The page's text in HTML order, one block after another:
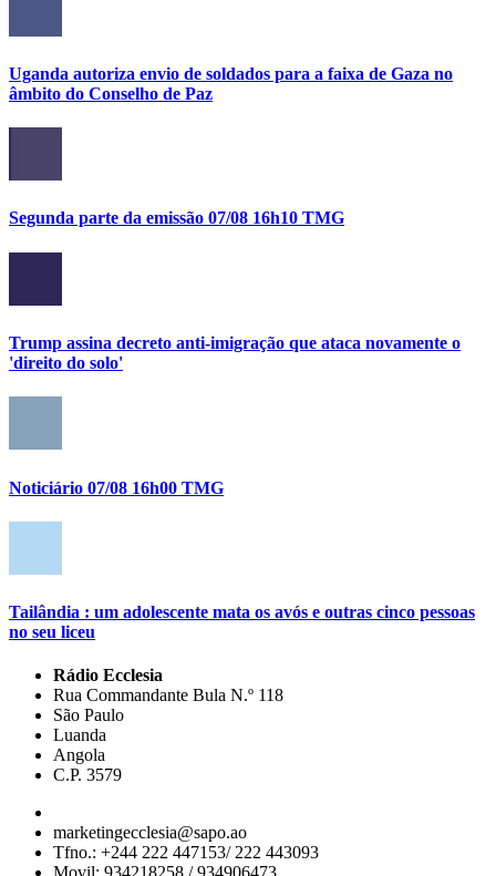
Uganda autoriza envio de soldados para a faixa de Gaza no
âmbito do Conselho de Paz
Segunda parte da emissão 07/08 16h10 TMG
Trump assina decreto anti-imigração que ataca novamente o
'direito do solo'
Noticiário 07/08 16h00 TMG
Tailândia : um adolescente mata os avós e outras cinco pessoas
no seu liceu
Rádio Ecclesia
Rua Commandante Bula N.º 118
São Paulo
Luanda
Angola
C.P. 3579
marketingecclesia@sapo.ao
Tfno.: +244 222 447153/ 222 443093